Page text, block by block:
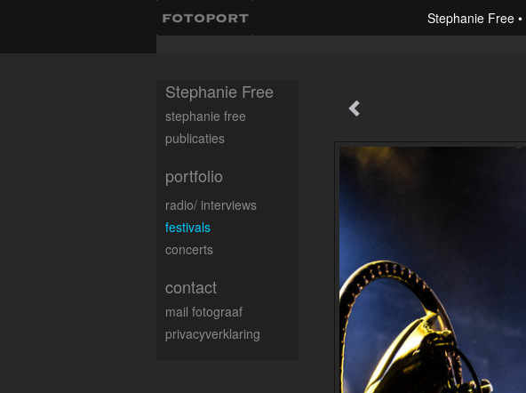
Stephanie Free
Stephanie Free
stephanie free
publicaties
portfolio
radio/ interviews
festivals
concerts
contact
mail fotograaf
privacyverklaring